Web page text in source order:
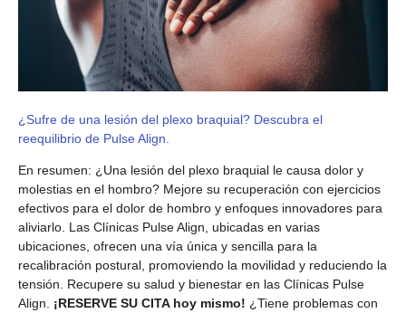
¿Sufre de una lesión del plexo braquial? Descubra el
reequilibrio de Pulse Align.
En resumen: ¿Una lesión del plexo braquial le causa dolor y
molestias en el hombro? Mejore su recuperación con ejercicios
efectivos para el dolor de hombro y enfoques innovadores para
aliviarlo. Las Clínicas Pulse Align, ubicadas en varias
ubicaciones, ofrecen una vía única y sencilla para la
recalibración postural, promoviendo la movilidad y reduciendo la
tensión. Recupere su salud y bienestar en las Clínicas Pulse
Align. ¡RESERVE SU CITA hoy mismo! ¿Tiene problemas con